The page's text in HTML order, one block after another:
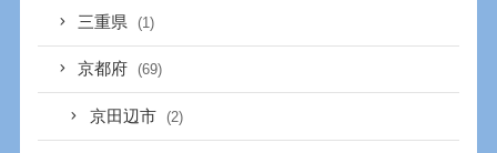
三重県 (1)
京都府 (69)
京田辺市 (2)